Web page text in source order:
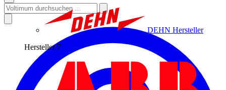
DEHN Hersteller
Hersteller 7